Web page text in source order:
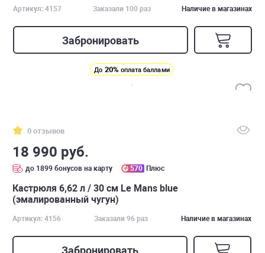
Артикул: 4157 Заказали 100 раз Наличие в магазинах
Забронировать
До 20% оплата баллами
0 отзывов
18 990 руб.
до 1899 бонусов на карту 570 Плюс
Кастрюля 6,62 л / 30 см Le Mans blue
(эмалированный чугун)
Артикул: 4156 Заказали 96 раз Наличие в магазинах
Забронировать